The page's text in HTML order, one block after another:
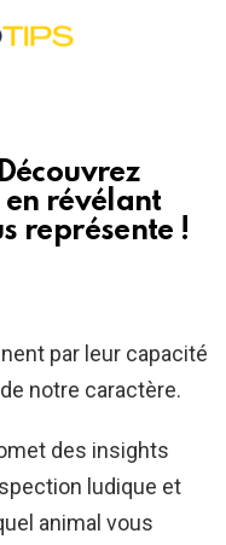
révélant
représente !
par leur capacité
notre caractère.
des insights
ludique et
animal vous